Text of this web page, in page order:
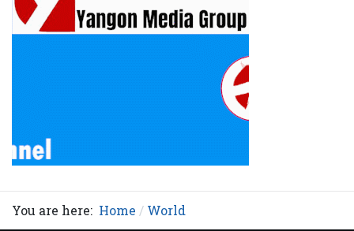
You are here: Home World